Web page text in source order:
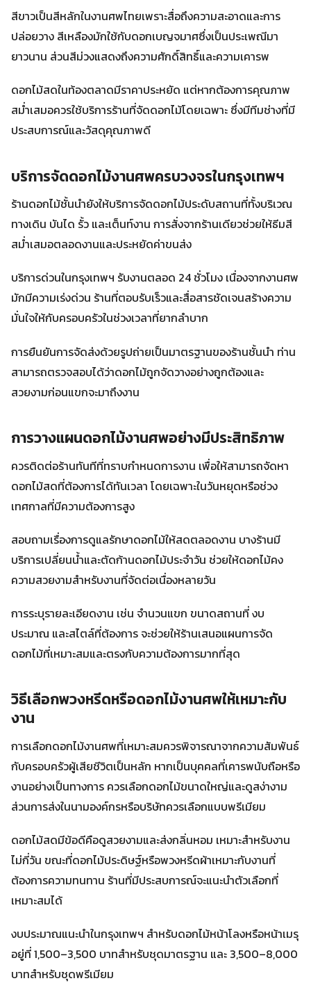
สีขาวเป็นสีหลักในงานศพไทยเพราะสื่อถึงความสะอาดและการ
ปล่อยวาง สีเหลืองมักใช้กับดอกเบญจมาศซึ่งเป็นประเพณีมา
ยาวนาน ส่วนสีม่วงแสดงถึงความศักดิ์สิทธิ์และความเคารพ
ดอกไม้สดในท้องตลาดมีราคาประหยัด แต่หากต้องการคุณภาพ
สม่ำเสมอควรใช้บริการร้านที่จัดดอกไม้โดยเฉพาะ ซึ่งมีทีมช่างที่มี
ประสบการณ์และวัสดุคุณภาพดี
บริการจัดดอกไม้งานศพครบวงจรในกรุงเทพฯ
ร้านดอกไม้ชั้นนำยังให้บริการจัดดอกไม้ประดับสถานที่ทั้งบริเวณ
ทางเดิน บันได รั้ว และเต็นท์งาน การสั่งจากร้านเดียวช่วยให้ธีมสี
สม่ำเสมอตลอดงานและประหยัดค่าขนส่ง
บริการด่วนในกรุงเทพฯ รับงานตลอด 24 ชั่วโมง เนื่องจากงานศพ
มักมีความเร่งด่วน ร้านที่ตอบรับเร็วและสื่อสารชัดเจนสร้างความ
มั่นใจให้กับครอบครัวในช่วงเวลาที่ยากลำบาก
การยืนยันการจัดส่งด้วยรูปถ่ายเป็นมาตรฐานของร้านชั้นนำ ท่าน
สามารถตรวจสอบได้ว่าดอกไม้ถูกจัดวางอย่างถูกต้องและ
สวยงามก่อนแขกจะมาถึงงาน
การวางแผนดอกไม้งานศพอย่างมีประสิทธิภาพ
ควรติดต่อร้านทันทีที่ทราบกำหนดการงาน เพื่อให้สามารถจัดหา
ดอกไม้สดที่ต้องการได้ทันเวลา โดยเฉพาะในวันหยุดหรือช่วง
เทศกาลที่มีความต้องการสูง
สอบถามเรื่องการดูแลรักษาดอกไม้ให้สดตลอดงาน บางร้านมี
บริการเปลี่ยนน้ำและตัดก้านดอกไม้ประจำวัน ช่วยให้ดอกไม้คง
ความสวยงามสำหรับงานที่จัดต่อเนื่องหลายวัน
การระบุรายละเอียดงาน เช่น จำนวนแขก ขนาดสถานที่ งบ
ประมาณ และสไตล์ที่ต้องการ จะช่วยให้ร้านเสนอแผนการจัด
ดอกไม้ที่เหมาะสมและตรงกับความต้องการมากที่สุด
วิธีเลือกพวงหรีดหรือดอกไม้งานศพให้เหมาะกับ
งาน
การเลือกดอกไม้งานศพที่เหมาะสมควรพิจารณาจากความสัมพันธ์
กับครอบครัวผู้เสียชีวิตเป็นหลัก หากเป็นบุคคลที่เคารพนับถือหรือ
งานอย่างเป็นทางการ ควรเลือกดอกไม้ขนาดใหญ่และดูสง่างาม
ส่วนการส่งในนามองค์กรหรือบริษัทควรเลือกแบบพรีเมียม
ดอกไม้สดมีข้อดีคือดูสวยงามและส่งกลิ่นหอม เหมาะสำหรับงาน
ไม่กี่วัน ขณะที่ดอกไม้ประดิษฐ์หรือพวงหรีดผ้าเหมาะกับงานที่
ต้องการความทนทาน ร้านที่มีประสบการณ์จะแนะนำตัวเลือกที่
เหมาะสมได้
งบประมาณแนะนำในกรุงเทพฯ สำหรับดอกไม้หน้าโลงหรือหน้าเมรุ
อยู่ที่ 1,500–3,500 บาทสำหรับชุดมาตรฐาน และ 3,500–8,000
บาทสำหรับชุดพรีเมียม